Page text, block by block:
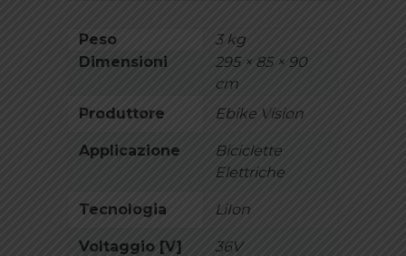
Peso
3 kg
Dimensioni
295 × 85 × 90
cm
Produttore
Ebike Vision
Applicazione
Biciclette
Elettriche
Tecnologia LiIon
Voltaggio [V] 36V